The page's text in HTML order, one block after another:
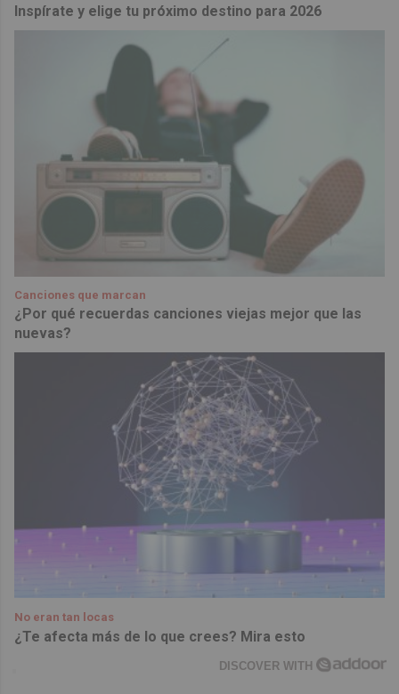
Inspírate y elige tu próximo destino para 2026
Canciones que marcan
¿Por qué recuerdas canciones viejas mejor que las
nuevas?
No eran tan locas
¿Te afecta más de lo que crees? Mira esto
DISCOVER WITH